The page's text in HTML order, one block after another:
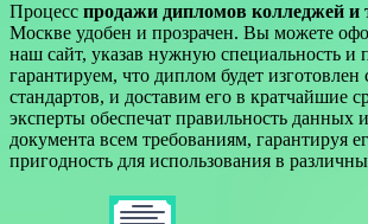
Процесс продажи дипломов колледжей и
Москве удобен и прозрачен. Вы можете
наш сайт, указав нужную специальность
гарантируем, что диплом будет изготовлен
стандартов, и доставим его в кратчайшие
эксперты обеспечат правильность данных
документа всем требованиям, гарантируя
пригодность для использования в